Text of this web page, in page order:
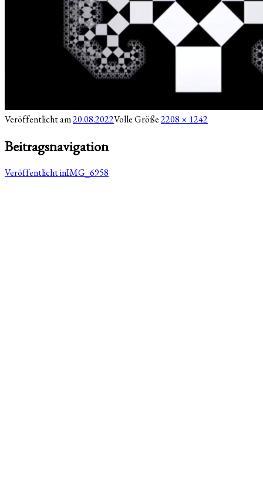
Veröffentlicht am20.08.2022Volle Größe2208 × 1242
Beitragsnavigation
Veröffentlicht inIMG_6958